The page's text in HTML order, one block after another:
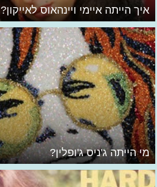
איך הייתה איימי ויינהאוס לאייקון?
מי הייתה ג'ניס ג'ופלין?